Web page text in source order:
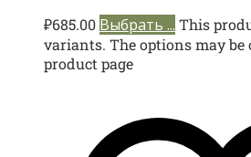
₽685.00 Выбрать ... This
variants. The options may be
product page